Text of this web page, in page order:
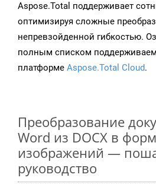
Aspose.Total поддерживает
оптимизируя сложные
непревзойденной гибкостью.
полным списком
платформе Aspose.Total Cloud.
Преобразование
Word из DOCX в
изображений —
руководство